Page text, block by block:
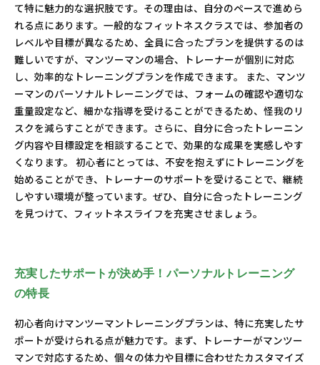
て特に魅力的な選択肢です。その理由は、自分のペースで進めら
れる点にあります。一般的なフィットネスクラスでは、参加者の
レベルや目標が異なるため、全員に合ったプランを提供するのは
難しいですが、マンツーマンの場合、トレーナーが個別に対応
し、効率的なトレーニングプランを作成できます。 また、マンツ
ーマンのパーソナルトレーニングでは、フォームの確認や適切な
重量設定など、細かな指導を受けることができるため、怪我のリ
スクを減らすことができます。さらに、自分に合ったトレーニン
グ内容や目標設定を相談することで、効果的な成果を実感しやす
くなります。 初心者にとっては、不安を抱えずにトレーニングを
始めることができ、トレーナーのサポートを受けることで、継続
しやすい環境が整っています。ぜひ、自分に合ったトレーニング
を見つけて、フィットネスライフを充実させましょう。
充実したサポートが決め手！パーソナルトレーニング
の特長
初心者向けマンツーマントレーニングプランは、特に充実したサ
ポートが受けられる点が魅力です。まず、トレーナーがマンツー
マンで対応するため、個々の体力や目標に合わせたカスタマイズ